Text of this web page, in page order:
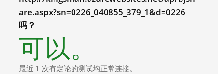
are.aspx?sn=0226_040855_379_1&d=0226
吗？
可以。
最近 1 次有定论的测试均正常连接。